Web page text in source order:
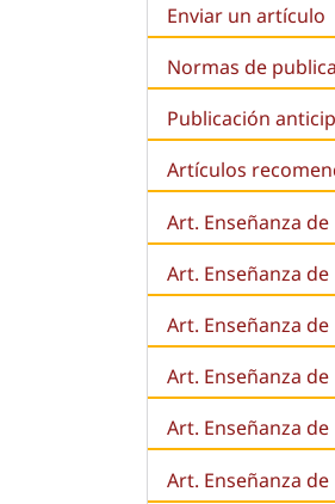
Enviar un artículo
Normas de
Publicación
Artículos
Art. Enseñanza
Art. Enseñanza
Art. Enseñanza de
Art. Enseñanza de
Art. Enseñanza
Art. Enseñanza